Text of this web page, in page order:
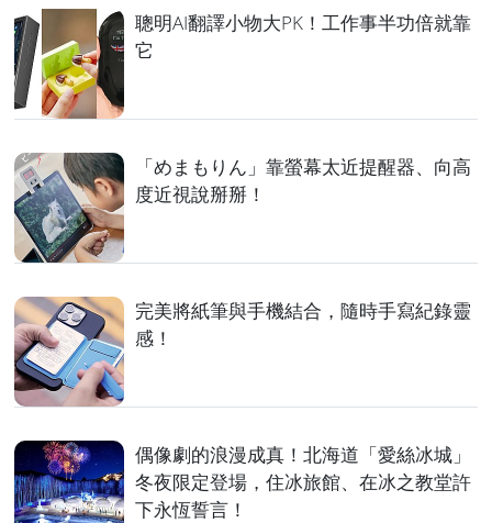
聰明AI翻譯小物大PK！工作事半功倍就靠
它
「めまもりん」靠螢幕太近提醒器、向高
度近視說掰掰！
完美將紙筆與手機結合，隨時手寫紀錄靈
感！
偶像劇的浪漫成真！北海道「愛絲冰城」
冬夜限定登場，住冰旅館、在冰之教堂許
下永恆誓言！